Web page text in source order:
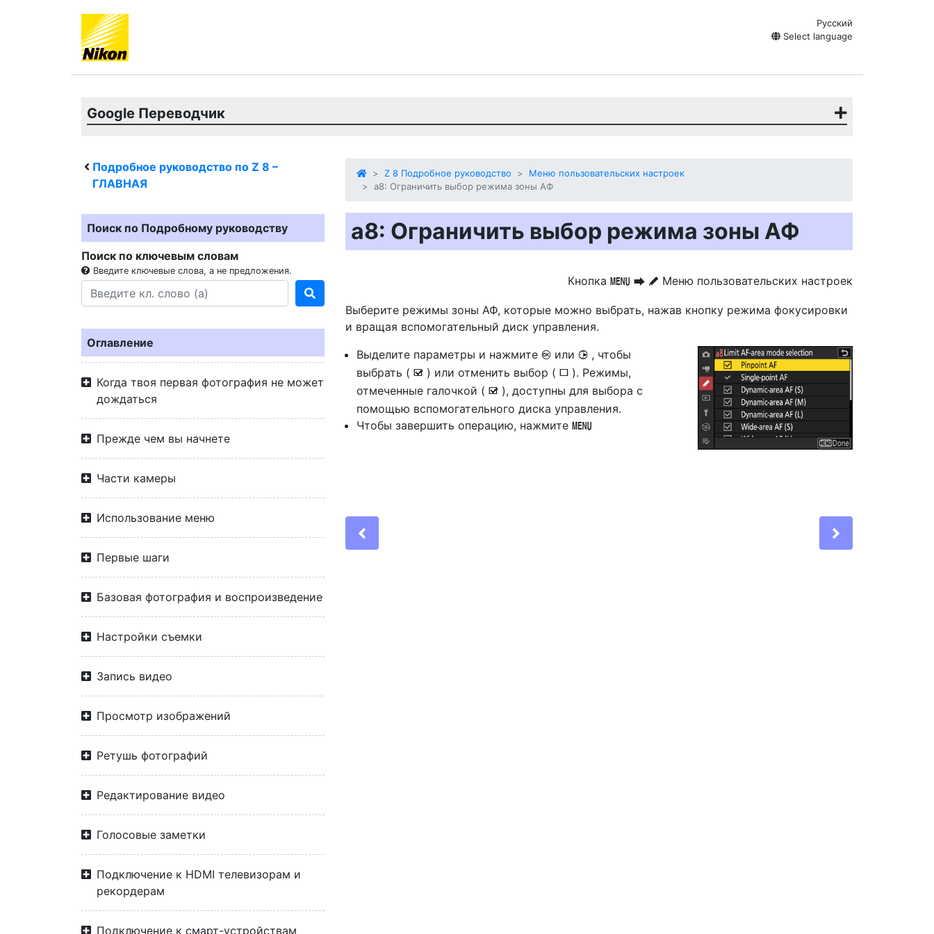
Русский
Select language
Google Переводчик
Подробное руководство по Z 8 –
ГЛАВНАЯ
Поиск по Подробному руководству
Поиск по ключевым словам
Введите ключевые слова, а не предложения.
Оглавление
Когда твоя первая фотография не может
дождаться
Прежде чем вы начнете
Части камеры
Использование меню
Первые шаги
Базовая фотография и воспроизведение
Настройки съемки
Запись видео
Просмотр изображений
Ретушь фотографий
Редактирование видео
Голосовые заметки
Подключение к HDMI телевизорам и
рекордерам
Подключение к смарт-устройствам
Z 8 Подробное руководство
Меню пользовательских настроек
a8: Ограничить выбор режима зоны АФ
a8: Ограничить выбор режима зоны АФ
Кнопка G U A Меню пользовательских настроек
Выберите режимы зоны АФ, которые можно выбрать, нажав кнопку режима фокусировки
и вращая вспомогательный диск управления.
Выделите параметры и нажмите J или 2 , чтобы
выбрать ( M ) или отменить выбор ( U ). Режимы,
отмеченные галочкой ( M ), доступны для выбора с
помощью вспомогательного диска управления.
Чтобы завершить операцию, нажмите G